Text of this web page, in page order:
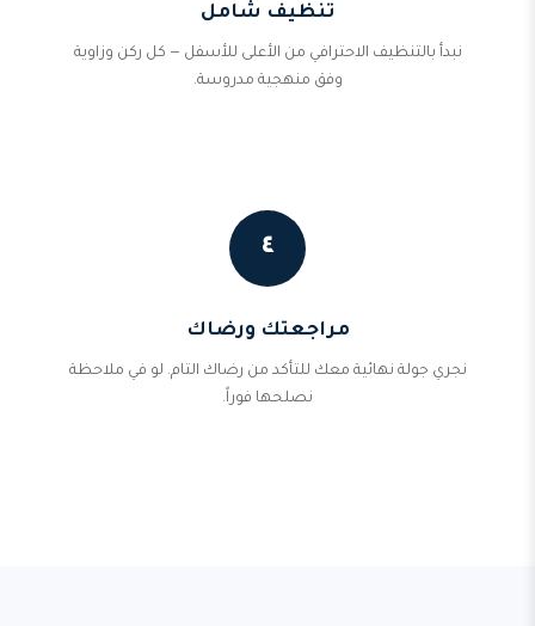
تنظيف شامل
نبدأ بالتنظيف الاحترافي من الأعلى للأسفل — كل ركن وزاوية
وفق منهجية مدروسة.
٤
مراجعتك ورضاك
نجري جولة نهائية معك للتأكد من رضاك التام. لو في ملاحظة
نصلحها فوراً.